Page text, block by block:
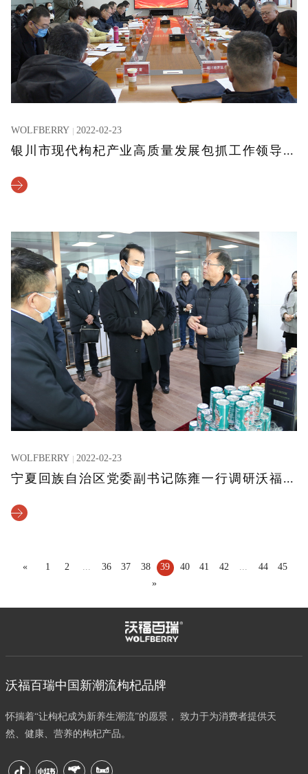
WOLFBERRY 2022-02-23
银川市现代枸杞产业高质量发展包抓工作领导小组到访沃福百瑞调研座谈
WOLFBERRY 2022-02-23
宁夏回族自治区党委副书记陈雍一行调研沃福百瑞绿色食品产业发展情况
« 1 2 ... 36 37 38 39 40 41 42 ... 44
45
»
沃福百瑞中国新潮流枸杞品牌
怀揣着“让枸杞成为新养生潮流”的愿景， 致力于为消费者提供天
然、健康、营养的枸杞产品。